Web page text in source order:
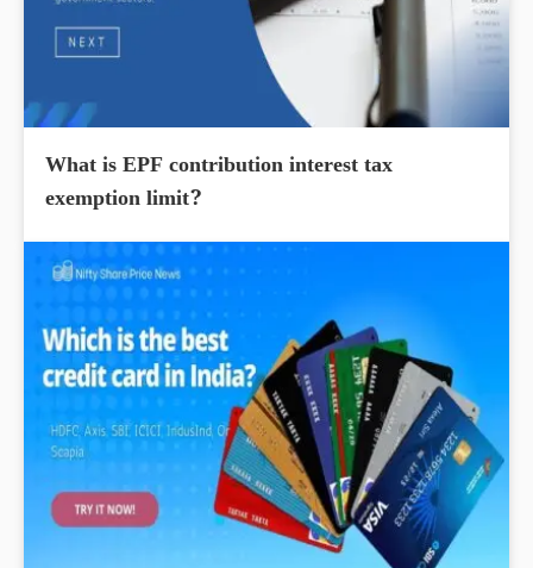
What is EPF contribution interest tax
exemption limit?